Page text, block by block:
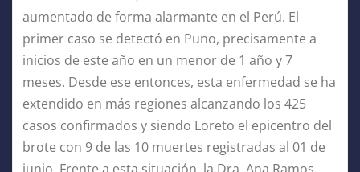
aumentado de forma alarmante en el Perú. El
primer caso se detectó en Puno, precisamente a
inicios de este año en un menor de 1 año y 7
meses. Desde ese entonces, esta enfermedad se ha
extendido en más regiones alcanzando los 425
casos confirmados y siendo Loreto el epicentro del
brote con 9 de las 10 muertes registradas al 01 de